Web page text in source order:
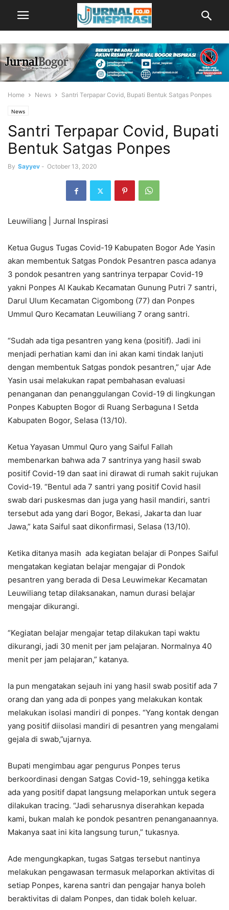
Home News Santri Terpapar Covid, Bupati Bentuk Satgas Ponpes
News
Santri Terpapar Covid, Bupati
Bentuk Satgas Ponpes
By Sayyev - October 13, 2020
Leuwiliang | Jurnal Inspirasi
Ketua Gugus Tugas Covid-19 Kabupaten Bogor Ade Yasin
akan membentuk Satgas Pondok Pesantren pasca adanya
3 pondok pesantren yang santrinya terpapar Covid-19
yakni Ponpes Al Kaukab Kecamatan Gunung Putri 7 santri,
Darul Ulum Kecamatan Cigombong (77) dan Ponpes
Ummul Quro Kecamatan Leuwiliang 7 orang santri.
“Sudah ada tiga pesantren yang kena (positif). Jadi ini
menjadi perhatian kami dan ini akan kami tindak lanjuti
dengan membentuk Satgas pondok pesantren,” ujar Ade
Yasin usai melakukan rapat pembahasan evaluasi
penanganan dan penanggulangan Covid-19 di lingkungan
Ponpes Kabupten Bogor di Ruang Serbaguna I Setda
Kabupaten Bogor, Selasa (13/10).
Ketua Yayasan Ummul Quro yang Saiful Fallah
membenarkan bahwa ada 7 santrinya yang hasil swab
positif Covid-19 dan saat ini dirawat di rumah sakit rujukan
Covid-19. “Bentul ada 7 santri yang positif Covid hasil
swab dari puskesmas dan juga yang hasil mandiri, santri
tersebut ada yang dari Bogor, Bekasi, Jakarta dan luar
Jawa,” kata Saiful saat dikonfirmasi, Selasa (13/10).
Ketika ditanya masih ada kegiatan belajar di Ponpes Saiful
mengatakan kegiatan belajar mengajar di Pondok
pesantren yang berada di Desa Leuwimekar Kecamatan
Leuwiliang tetap dilaksanakan, namun durasi belajar
mengajar dikurangi.
“Kegiatan belajar mengajar tetap dilakukan tapi waktu
dikurangi, jadi 30 menit per jam pelajaran. Normalnya 40
menit per jam pelajaran,” katanya.
Ia pun mengatakan sejauh ini yang hasil swab positif ada 7
orang dan yang ada di ponpes yang melakukan kontak
melakukan isolasi mandiri di ponpes. “Yang kontak dengan
yang positif diisolasi mandiri di pesantren yang mengalami
gejala di swab,”ujarnya.
Bupati mengimbau agar pengurus Ponpes terus
berkoordinasi dengan Satgas Covid-19, sehingga ketika
ada yang positif dapat langsung melaporkan untuk segera
dilakukan tracing. “Jadi seharusnya diserahkan kepada
kami, bukan malah ke pondok pesantren penanganaannya.
Makanya saat ini kita langsung turun,” tukasnya.
Ade mengungkapkan, tugas Satgas tersebut nantinya
melakukan pengawasan termasuk melaporkan aktivitas di
setiap Ponpes, karena santri dan pengajar hanya boleh
beraktivitas di dalam Ponpes, dan tidak boleh keluar.